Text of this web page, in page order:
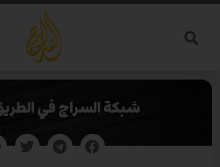
تخطي
المحتوى
شبكة السراج في